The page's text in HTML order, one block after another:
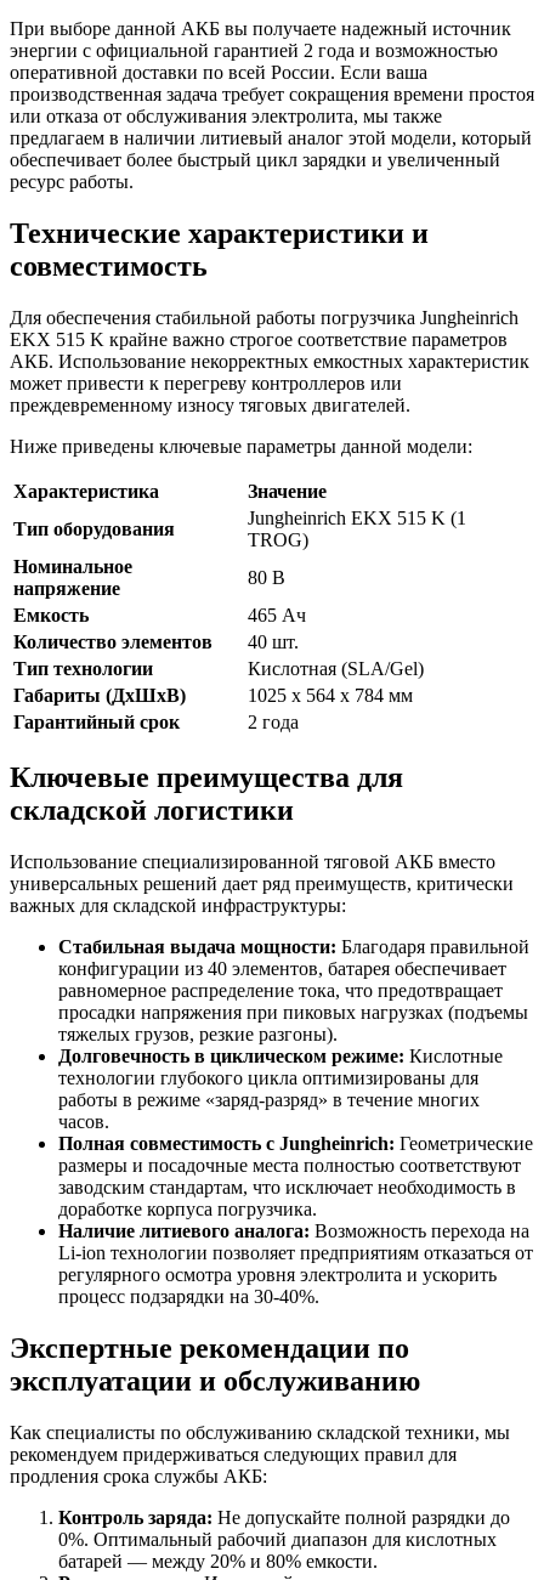
При выборе данной АКБ вы получаете надежный источник
энергии с официальной гарантией 2 года и возможностью
оперативной доставки по всей России. Если ваша
производственная задача требует сокращения времени простоя
или отказа от обслуживания электролита, мы также
предлагаем в наличии литиевый аналог этой модели, который
обеспечивает более быстрый цикл зарядки и увеличенный
ресурс работы.
Технические характеристики и
совместимость
Для обеспечения стабильной работы погрузчика Jungheinrich
EKX 515 K крайне важно строгое соответствие параметров
АКБ. Использование некорректных емкостных характеристик
может привести к перегреву контроллеров или
преждевременному износу тяговых двигателей.
Ниже приведены ключевые параметры данной модели:
Характеристика
Значение
Тип оборудования
Jungheinrich EKX 515 K (1
TROG)
Номинальное
напряжение
80 В
Емкость
465 Ач
Количество элементов
40 шт.
Тип технологии
Кислотная (SLA/Gel)
Габариты (ДхШхВ)
1025 x 564 x 784 мм
Гарантийный срок
2 года
Ключевые преимущества для
складской логистики
Использование специализированной тяговой АКБ вместо
универсальных решений дает ряд преимуществ, критически
важных для складской инфраструктуры:
Стабильная выдача мощности: Благодаря правильной
конфигурации из 40 элементов, батарея обеспечивает
равномерное распределение тока, что предотвращает
просадки напряжения при пиковых нагрузках (подъемы
тяжелых грузов, резкие разгоны).
Долговечность в циклическом режиме: Кислотные
технологии глубокого цикла оптимизированы для
работы в режиме «заряд-разряд» в течение многих
часов.
Полная совместимость с Jungheinrich: Геометрические
размеры и посадочные места полностью соответствуют
заводским стандартам, что исключает необходимость в
доработке корпуса погрузчика.
Наличие литиевого аналога: Возможность перехода на
Li-ion технологии позволяет предприятиям отказаться от
регулярного осмотра уровня электролита и ускорить
процесс подзарядки на 30-40%.
Экспертные рекомендации по
эксплуатации и обслуживанию
Как специалисты по обслуживанию складской техники, мы
рекомендуем придерживаться следующих правил для
продления срока службы АКБ:
Контроль заряда: Не допускайте полной разрядки до
0%. Оптимальный рабочий диапазон для кислотных
батарей — между 20% и 80% емкости.